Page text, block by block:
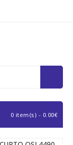
0 item(s) - 0.00€